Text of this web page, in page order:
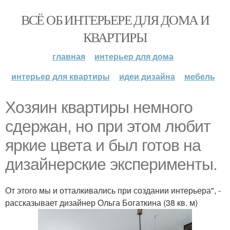
ВСЁ ОБ ИНТЕРЬЕРЕ ДЛЯ ДОМА И
КВАРТИРЫ
главная
интерьер для дома
интерьер для квартиры
идеи дизайна мебель
Хозяин квартиры немного
сдержан, но при этом любит
яркие цвета и был готов на
дизайнерские эксперименты.
От этого мы и отталкивались при создании интерьера", -
рассказывает дизайнер Ольга Богаткина (38 кв. м)